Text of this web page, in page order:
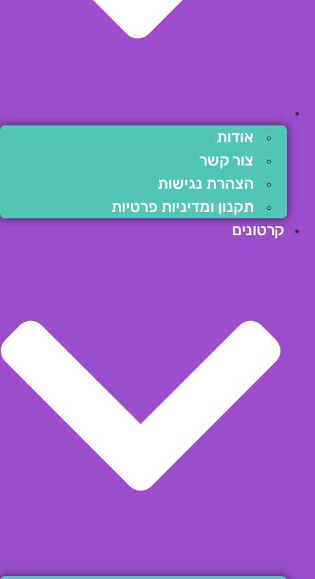
אודות
צור קשר
הצהרת נגישות
תקנון ומדיניות פרטיות
קרטונים